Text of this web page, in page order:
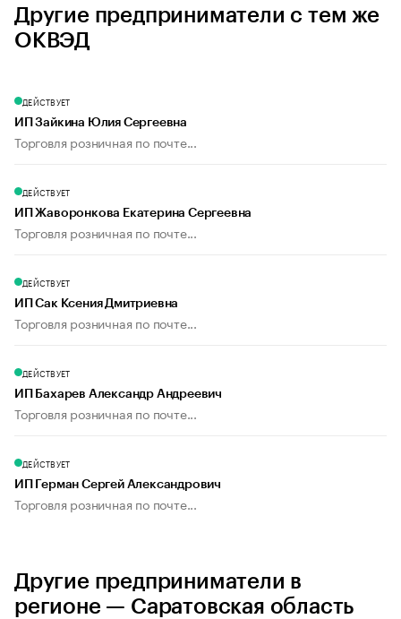
Другие предприниматели с тем же
ОКВЭД
ДЕЙСТВУЕТ
ИП Зайкина Юлия Сергеевна
Торговля розничная по почте...
ДЕЙСТВУЕТ
ИП Жаворонкова Екатерина Сергеевна
Торговля розничная по почте...
ДЕЙСТВУЕТ
ИП Сак Ксения Дмитриевна
Торговля розничная по почте...
ДЕЙСТВУЕТ
ИП Бахарев Александр Андреевич
Торговля розничная по почте...
ДЕЙСТВУЕТ
ИП Герман Сергей Александрович
Торговля розничная по почте...
Другие предприниматели в
регионе — Саратовская область